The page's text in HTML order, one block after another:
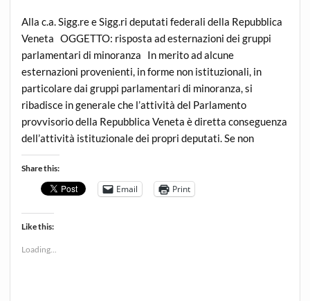
Alla c.a. Sigg.re e Sigg.ri deputati federali della Repubblica
Veneta OGGETTO: risposta ad esternazioni dei gruppi
parlamentari di minoranza In merito ad alcune
esternazioni provenienti, in forme non istituzionali, in
particolare dai gruppi parlamentari di minoranza, si
ribadisce in generale che l’attività del Parlamento
provvisorio della Repubblica Veneta è diretta conseguenza
dell’attività istituzionale dei propri deputati. Se non
Share this:
Email Print
Like this:
Loading...